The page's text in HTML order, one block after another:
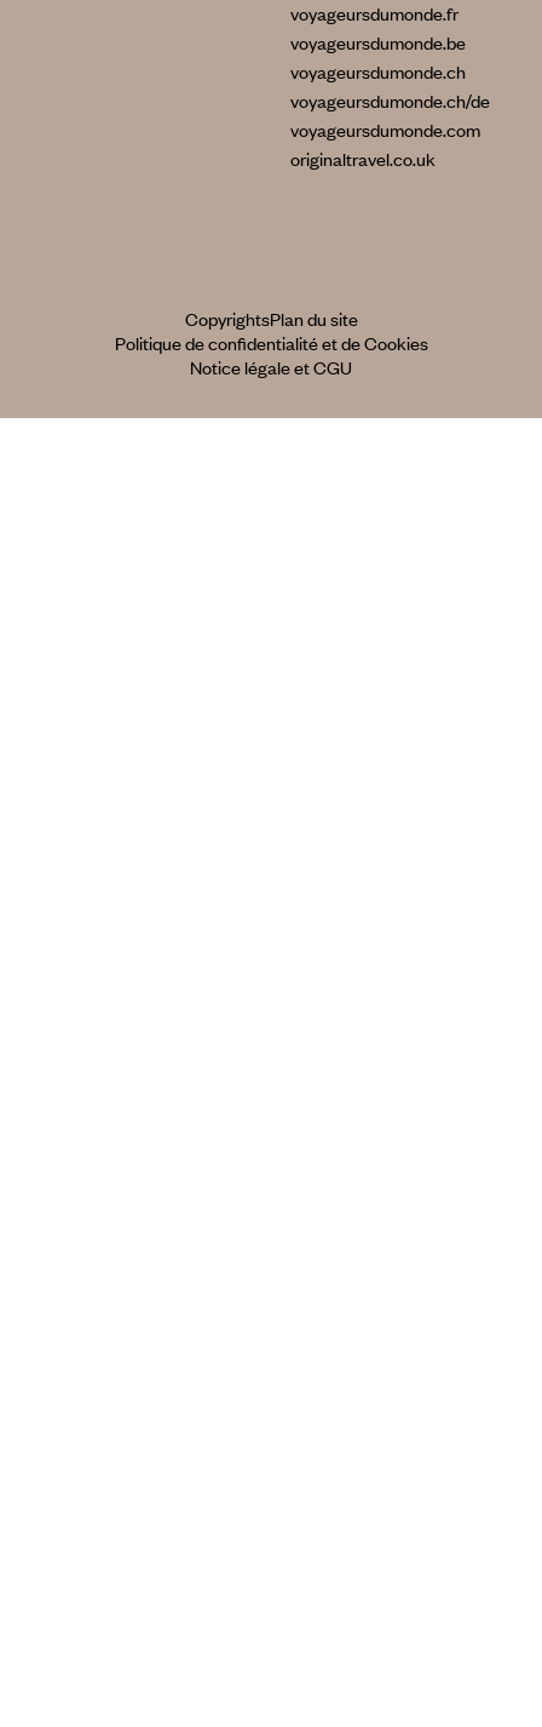
voyageursdumonde.fr
voyageursdumonde.be
voyageursdumonde.ch
voyageursdumonde.ch/de
voyageursdumonde.com
originaltravel.co.uk
CopyrightsPlan du site
Politique de confidentialité et de Cookies
Notice légale et CGU